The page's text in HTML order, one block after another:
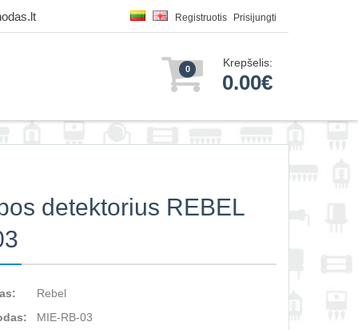
Registruotis Prisijungti
0 Krepšelis:
0.00€
detektorius REBEL
Rebel
MIE-RB-03